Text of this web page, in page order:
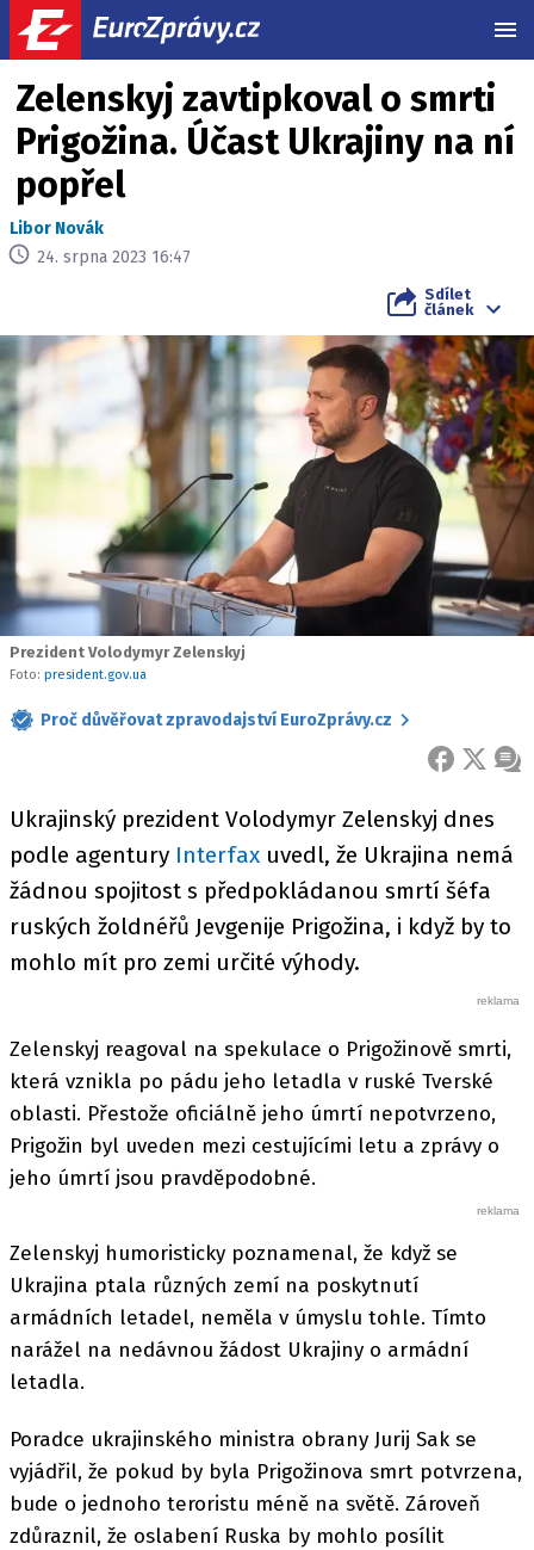
Zelenskyj zavtipkoval o smrti
Prigožina. Účast Ukrajiny na ní
popřel
Libor Novák
24. srpna 2023 16:47
Sdílet
článek
Prezident Volodymyr Zelenskyj
Foto: president.gov.ua
Proč důvěřovat zpravodajství EuroZprávy.cz
FACEBOOK
X
Ukrajinský prezident Volodymyr Zelenskyj dnes
podle agentury Interfax uvedl, že Ukrajina nemá
žádnou spojitost s předpokládanou smrtí šéfa
ruských žoldnéřů Jevgenije Prigožina, i když by to
mohlo mít pro zemi určité výhody.
Zelenskyj reagoval na spekulace o Prigožinově smrti,
která vznikla po pádu jeho letadla v ruské Tverské
oblasti. Přestože oficiálně jeho úmrtí nepotvrzeno,
Prigožin byl uveden mezi cestujícími letu a zprávy o
jeho úmrtí jsou pravděpodobné.
Zelenskyj humoristicky poznamenal, že když se
Ukrajina ptala různých zemí na poskytnutí
armádních letadel, neměla v úmyslu tohle. Tímto
narážel na nedávnou žádost Ukrajiny o armádní
letadla.
Poradce ukrajinského ministra obrany Jurij Sak se
vyjádřil, že pokud by byla Prigožinova smrt potvrzena,
bude o jednoho teroristu méně na světě. Zároveň
zdůraznil, že oslabení Ruska by mohlo posílit